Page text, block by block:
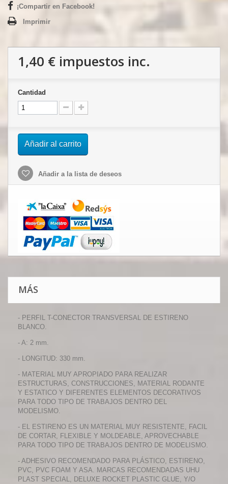
¡Compartir en Facebook!
Imprimir
1,40 € impuestos inc.
Cantidad
Añadir al carrito
Añadir a la lista de deseos
MÁS
- PERFIL T-CONECTOR TRANSVERSAL DE ESTIRENO
BLANCO.
- A: 2 mm.
- LONGITUD: 330 mm.
- MATERIAL MUY APROPIADO PARA REALIZAR
ESTRUCTURAS, CONSTRUCCIONES, MATERIAL RODANTE
Y ESTATICO Y DIFERENTES ELEMENTOS DECORATIVOS
PARA TODO TIPO DE TRABAJOS DENTRO DEL
MODELISMO.
- EL ESTIRENO ES UN MATERIAL MUY RESISTENTE, FACIL
DE CORTAR, FLEXIBLE Y MOLDEABLE, APROVECHABLE
PARA TODO TIPO DE TRABAJOS DENTRO DE MODELISMO.
- ADHESIVO RECOMENDADO PARA PLÁSTICO, ESTIRENO,
PVC, PVC FOAM Y ASA. MARCAS RECOMENDADAS UHU
PLAST SPECIAL, DELUXE ROCKET PLASTIC GLUE, Y/O